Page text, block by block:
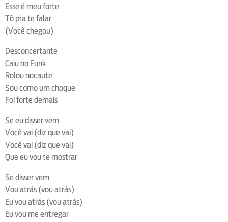
Esse é meu forte
Tô pra te falar
(Você chegou)
Desconcertante
Caiu no Funk
Rolou nocaute
Sou como um choque
Foi forte demais
Se eu disser vem
Você vai (diz que vai)
Você vai (diz que vai)
Que eu vou te mostrar
Se disser vem
Vou atrás (vou atrás)
Eu vou atrás (vou atrás)
Eu vou me entregar